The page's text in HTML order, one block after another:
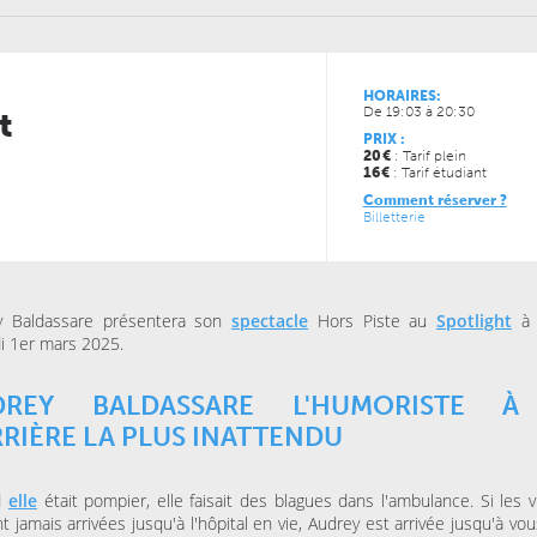
HORAIRES:
De 19:03 à 20:30
PRIX :
20€ : Tarif plein
16€ : Tarif étudiant
Comment réserver ?
Billetterie
Baldassare présentera sonspectacle Hors Piste au Spotlight à
1er mars 2025.
BALDASSARE L'HUMORISTE
LA PLUS INATTENDU
elleétait pompier, elle faisait des blagues dans l'ambulance. Si les
jamais arrivées jusqu'à l'hôpital en vie, Audrey est arrivée jusqu'à
VENDREDI 06
ESPACE AGORA (CENTRE
CULTUREL)
Skraeckoedlan
la Bulle Café